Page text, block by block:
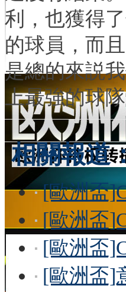
利，也獲得
的球員，而
是總的來説
上最強的球
相關報道
[歐洲盃
[歐洲盃
[歐洲盃
[歐洲盃]